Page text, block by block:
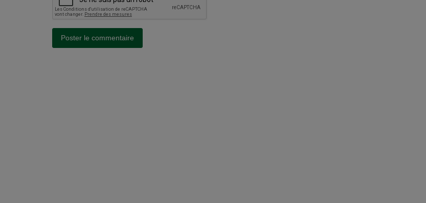
Poster le commentaire